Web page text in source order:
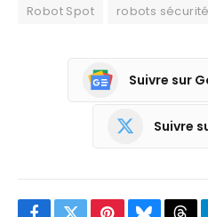
Robot Spot
robots sécurité
Suivre sur
Suivre